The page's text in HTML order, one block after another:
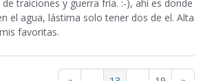
traiciones y guerra fría. :-), ahí es donde
el agua, lástima solo tener dos de el. Alta
favoritas.